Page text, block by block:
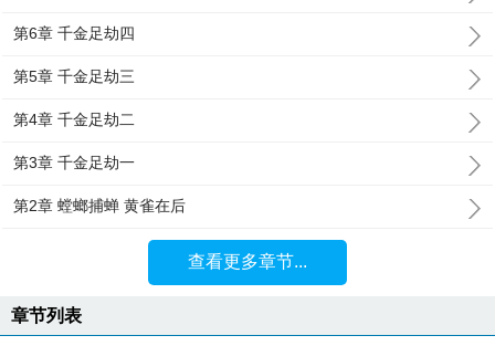
第6章 千金足劫四
第5章 千金足劫三
第4章 千金足劫二
第3章 千金足劫一
第2章 螳螂捕蝉 黄雀在后
查看更多章节...
章节列表